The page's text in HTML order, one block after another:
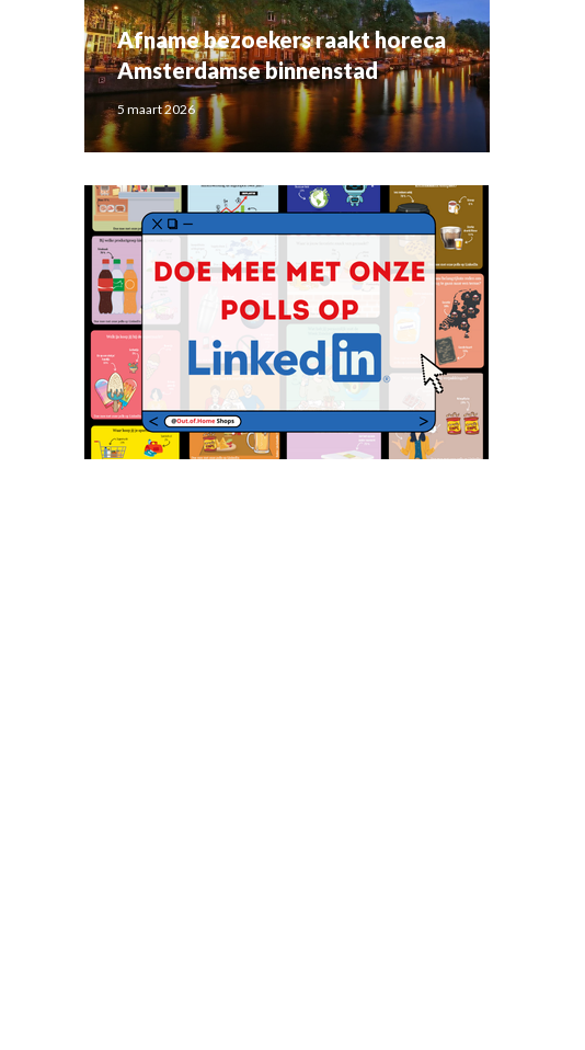
Afname bezoekers raakt horeca
Amsterdamse binnenstad
5 maart 2026